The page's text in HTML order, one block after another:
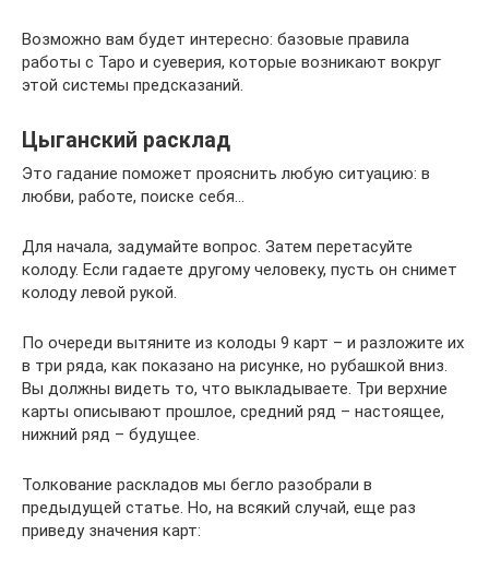
Возможно вам будет интересно: базовые правила
работы с Таро и суеверия, которые возникают вокруг
этой системы предсказаний.
Цыганский расклад
Это гадание поможет прояснить любую ситуацию: в
любви, работе, поиске себя…
Для начала, задумайте вопрос. Затем перетасуйте
колоду. Если гадаете другому человеку, пусть он снимет
колоду левой рукой.
По очереди вытяните из колоды 9 карт – и разложите их
в три ряда, как показано на рисунке, но рубашкой вниз.
Вы должны видеть то, что выкладываете. Три верхние
карты описывают прошлое, средний ряд – настоящее,
нижний ряд – будущее.
Толкование раскладов мы бегло разобрали в
предыдущей статье. Но, на всякий случай, еще раз
приведу значения карт: